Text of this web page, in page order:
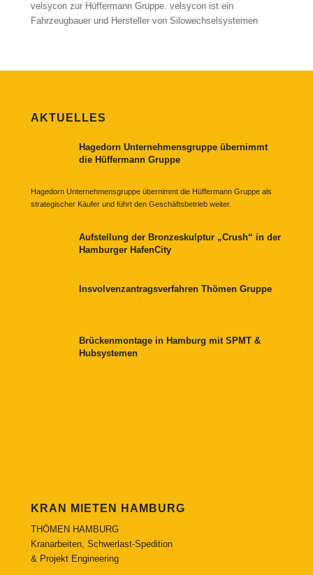
velsycon zur Hüffermann Gruppe. velsycon ist ein
Fahrzeugbauer und Hersteller von Silowechselsystemen
AKTUELLES
Hagedorn Unternehmensgruppe übernimmt
die Hüffermann Gruppe
Hagedorn Unternehmensgruppe übernimmt die Hüffermann Gruppe als
strategischer Käufer und führt den Geschäftsbetrieb weiter.
Aufstellung der Bronzeskulptur „Crush“ in der
Hamburger HafenCity
Insvolvenzantragsverfahren Thömen Gruppe
Brückenmontage in Hamburg mit SPMT &
Hubsystemen
KRAN MIETEN HAMBURG
THÖMEN HAMBURG
Kranarbeiten, Schwerlast-Spedition
& Projekt Engineering